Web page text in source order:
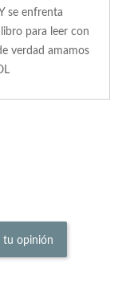
se enfrenta
para leer con
verdad amamos
tu opinión